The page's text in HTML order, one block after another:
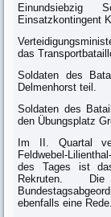
Einundsiebzig
Einsatzkontingent
das
Soldaten des
Delmenhorst teil.
Soldaten des
den Übungsplatz
Im II. Quartal
Feldwebel-
des Tages ist
Rekruten.
ebenfalls eine Rede.